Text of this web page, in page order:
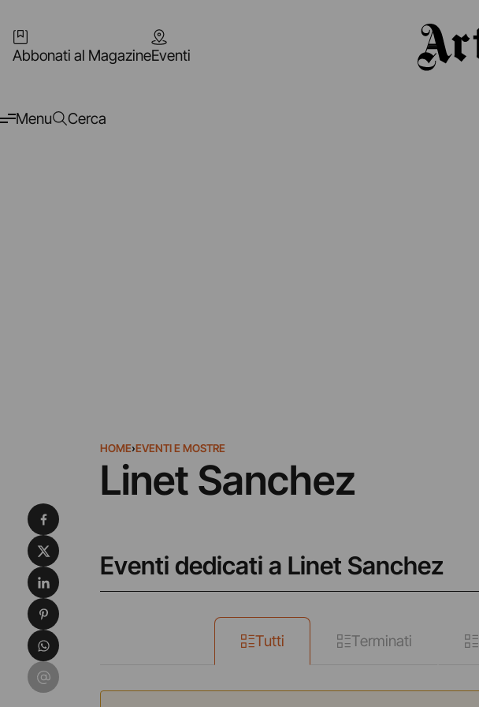
Abbonati al MagazineEventi
Menu Cerca
HOME›EVENTI E MOSTRE
Linet Sanchez
Eventi dedicati a Linet Sanchez
Tutti Terminati
Condividi su Facebook
Condividi su X
Condividi su LinkedIn
Condividi su Pinterest
Condividi su WhatsApp
Condividi su Email